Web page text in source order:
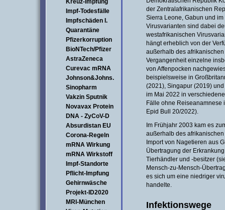
Kreuz-Impfung
Impf-Todesfälle
Impfschäden I.
Quarantäne
Pfizerkorruption
BioNTech/Pfizer
AstraZeneca
Curevac mRNA
Johnson&Johns.
Sinopharm
Vakzin Sputnik
Novavax Protein
DNA - ZyCoV-D
Absurdistan EU
Corona-Regeln
mRNA Wirkung
mRNA Wirkstoff
Impf-Standorte
Pflicht-Impfung
Gehirnwäsche
Projekt-ID2020
MRI-München
der Zentralafrikanischen
Sierra Leone, Gabun und
Virusvarianten sind dabei
westafrikanischen
hängt erheblich von der
außerhalb des
Vergangenheit einzelne
von Affenpocken
beispielsweise in
(2021), Singapur (2019)
im Mai 2022 in
Fälle ohne Reiseanamnese
Epid Bull 20/2022).
Im Frühjahr 2003 kam es
außerhalb des
Import von Nagetieren aus
Übertragung der
Tierhändler und -besitzer
Mensch-zu-Mensch-
es sich um eine niedriger
handelte.
Infektionswege